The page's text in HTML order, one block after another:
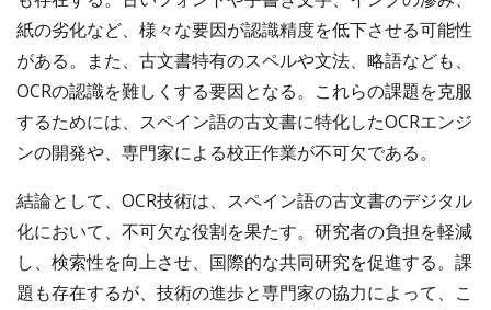
紙の劣化など、様々な要因が認識精度を低下させる可能性
がある。また、古文書特有のスペルや文法、略語なども、
OCRの認識を難しくする要因となる。これらの課題を克服
するためには、スペイン語の古文書に特化したOCRエンジ
ンの開発や、専門家による校正作業が不可欠である。
結論として、OCR技術は、スペイン語の古文書のデジタル
化において、不可欠な役割を果たす。研究者の負担を軽減
し、検索性を向上させ、国際的な共同研究を促進する。課
題も存在するが、技術の進歩と専門家の協力によって、こ